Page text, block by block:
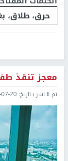
حرق، طلاق،
معجز تنقذ
تم النشر بتاريخ: 11:09